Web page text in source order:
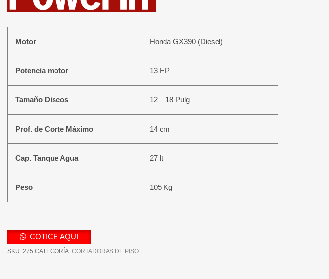
Motor Honda GX390 (Diesel)
Potencia motor 13 HP
Tamaño Discos 12 – 18 Pulg
Prof. de Corte Máximo 14 cm
Cap. Tanque Agua 27 lt
Peso 105 Kg
COTICE AQUÍ
SKU: 275 CATEGORÍA: CORTADORAS DE PISO